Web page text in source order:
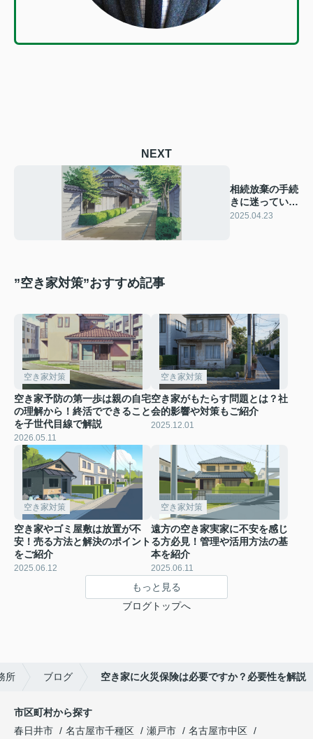
NEXT
相続放棄の手続
きに迷っていま
せんか？基本を
2025.04.23
”空き家対策”おすすめ記事
空き家対策
空き家予防の第一歩は親の自宅
の理解から！終活でできること
を子世代目線で解説
2026.05.11
空き家対策
空き家がもたらす問題とは？社
会的影響や対策もご紹介
2025.12.01
空き家対策
空き家やゴミ屋敷は放置が不
安！売る方法と解決のポイント
をご紹介
2025.06.12
空き家対策
遠方の空き家実家に不安を感じ
る方必見！管理や活用方法の基
本を紹介
2025.06.11
もっと見る
ブログトップへ
所 ブログ 空き家に火災保険は必要ですか？必要性を解説
市区町村から探す
春日井市
名古屋市千種区 瀬戸市
名古屋市中区